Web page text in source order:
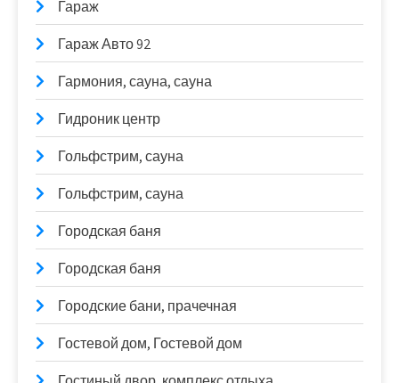
Гараж
Гараж Авто 92
Гармония, сауна, сауна
Гидроник центр
Гольфстрим, сауна
Гольфстрим, сауна
Городская баня
Городская баня
Городские бани, прачечная
Гостевой дом, Гостевой дом